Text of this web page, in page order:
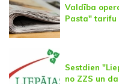
Valdība
Pasta" tarifu
Sestdien
no ZZS un